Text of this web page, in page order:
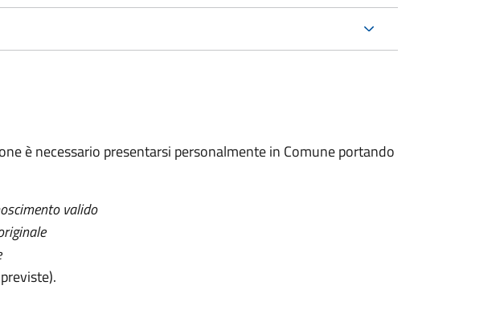
è necessario presentarsi personalmente in Comune portando
valido